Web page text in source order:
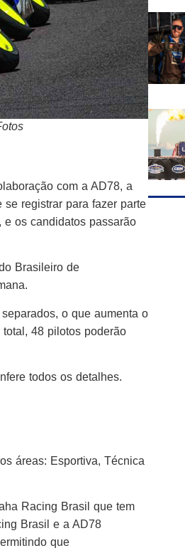
com a AD78, a
registrar para fazer parte
e os candidatos passarão
Brasileiro de
o que aumenta o
48 pilotos poderão
todos os detalhes.
áreas: Esportiva, Técnica
Racing Brasil que tem
Brasil e a AD78
que